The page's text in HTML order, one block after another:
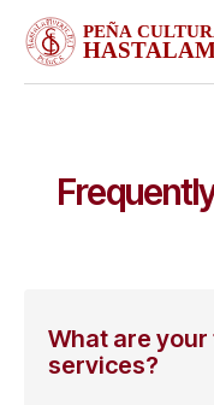
What are
services?